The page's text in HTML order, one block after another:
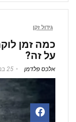
גידול זקן
כמה זמן
על זה?
אלכס פלדמן 25 במאי 2026